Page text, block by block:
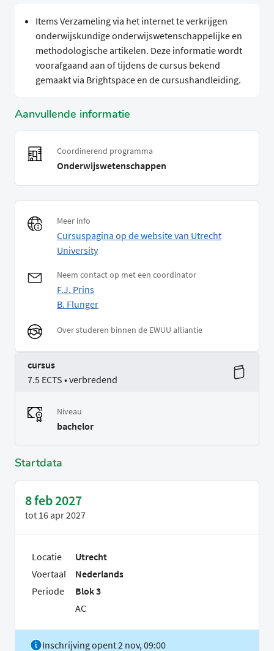
Items Verzameling via het internet te verkrijgen
onderwijskundige onderwijswetenschappelijke en
methodologische artikelen. Deze informatie wordt
voorafgaand aan of tijdens de cursus bekend
gemaakt via Brightspace en de cursushandleiding.
Aanvullende informatie
Coordinerend programma
Onderwijswetenschappen
Meer info
Cursuspagina op de website van Utrecht
University
Neem contact op met een coordinator
F.J. Prins
B. Flunger
Over studeren binnen de EWUU alliantie
cursus
7.5 ECTS • verbredend
Niveau
bachelor
Startdata
8 feb 2027
tot 16 apr 2027
Locatie
Utrecht
Voertaal
Nederlands
Periode
Blok 3
AC
Inschrijving opent 2 nov, 09:00